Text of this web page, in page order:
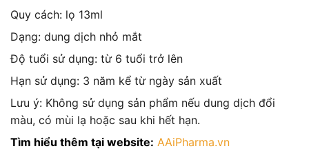
Quy cách: lọ 13ml
Dạng: dung dịch nhỏ mắt
Độ tuổi sử dụng: từ 6 tuổi trở lên
Hạn sử dụng: 3 năm kể từ ngày sản xuất
Lưu ý: Không sử dụng sản phẩm nếu dung dịch đổi
màu, có mùi lạ hoặc sau khi hết hạn.
Tìm hiểu thêm tại website: AAiPharma.vn